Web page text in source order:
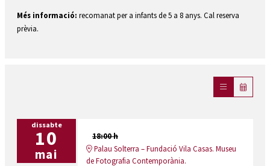
Més informació: recomanat per a infants de 5 a 8 anys. Cal reserva
prèvia.
dissabte
10
mai
18:00 h
Palau Solterra – Fundació Vila Casas. Museu
de Fotografia Contemporània.